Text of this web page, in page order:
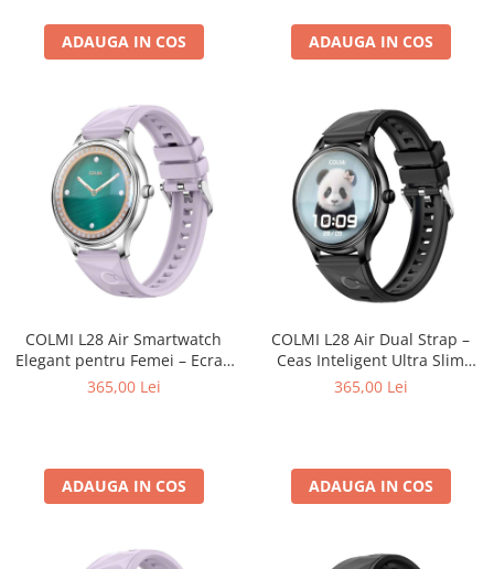
ADAUGA IN COS ADAUGA IN COS
COLMI L28 Air Smartwatch
Elegant pentru Femei – Ecran
AMOLED 1.32”, Apeluri
365,00 Lei
ADAUGA IN COS
COLMI L28 Air Dual Strap –
Ceas Inteligent Ultra Slim
1.32” AMOLED, Bluetooth 5.2,
365,00 Lei
ADAUGA IN COS